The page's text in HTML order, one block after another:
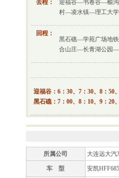
去程：
迎福谷—书卷谷—榆
村—凌水镇—理工大
回程：
黑石礁—学苑广场地
合山庄—长青湖公园
迎福谷：6：30、7：30、8：50
黑石礁：7：00、8：10、9：20
所属公司 大连远大汽
车 型 安凯